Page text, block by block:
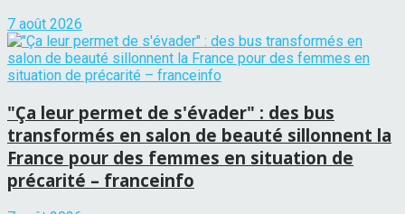
7 août 2026
"Ça leur permet de s'évader" : des bus
transformés en salon de beauté sillonnent la
France pour des femmes en situation de
précarité – franceinfo